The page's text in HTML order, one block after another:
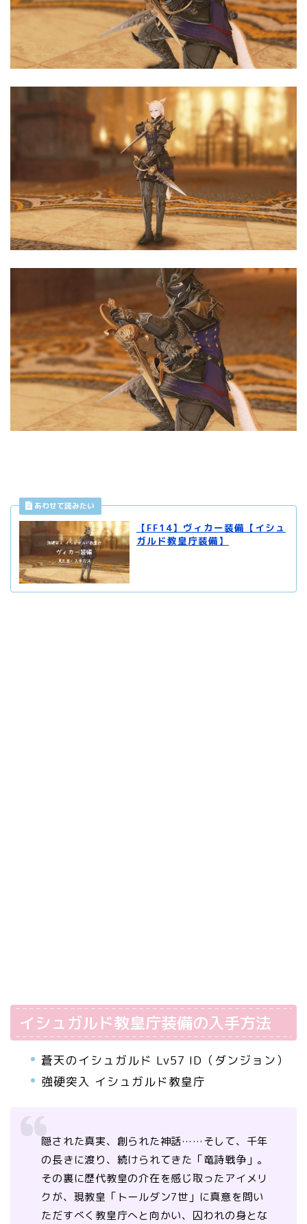
【FF14】ヴィカー装備【イシュ
ガルド教皇庁装備】
イシュガルド教皇庁装備の入手方法
蒼天のイシュガルド Lv57 ID（ダンジョン）
強硬突入 イシュガルド教皇庁
隠された真実、創られた神話……そして、千年
の長きに渡り、続けられてきた「竜詩戦争」。
その裏に歴代教皇の介在を感じ取ったアイメリ
クが、現教皇「トールダン7世」に真意を問い
ただすべく教皇庁へと向かい、囚われの身とな